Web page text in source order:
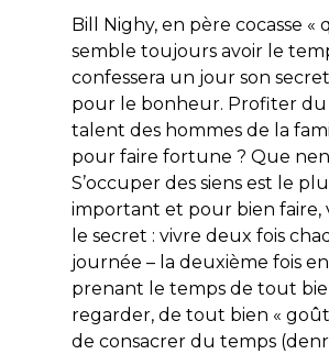
Bill Nighy, en père cocasse «
semble toujours avoir le
confessera un jour son secret
pour le bonheur. Profiter du
talent des hommes de la
pour faire fortune ? Que
S’occuper des siens est le
important et pour bien faire,
le secret : vivre deux fois
journée – la deuxième fois en
prenant le temps de tout
regarder, de tout bien «
de consacrer du temps